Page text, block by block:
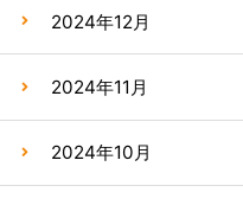
2024年12月
2024年11月
2024年10月